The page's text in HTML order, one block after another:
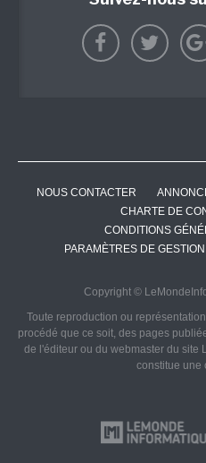
NOUS CONTACTER
CHARTE DE
CONDITIONS
PARAMÈTRES DE
Copyright ©
Toute reproduction ou
procédé que ce soit, des pages
de l'éditeur ou du webmaster du site
constitue une